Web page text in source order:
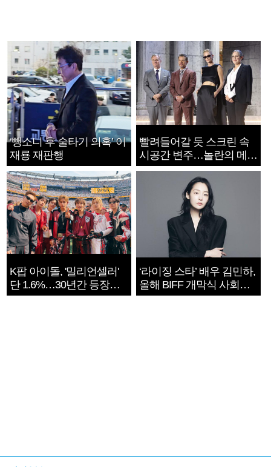
‘뺑소니 후 술타기 의혹’ 이
재룡 재판행
빨려들어갈 듯 스크린 속
시공간 변주…놀란의 메시
지는 ‘전쟁 속죄’
K팝 아이돌, '밀리언셀러'
단 1.6%…30년간 등장
1182개팀 전수조사
‘라이징 스타’ 배우 김민하,
올해 BIFF 개막식 사회자
확정